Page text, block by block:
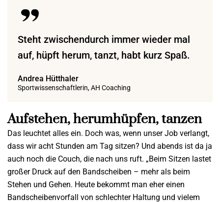
Steht zwischendurch immer wieder mal
auf, hüpft herum, tanzt, habt kurz Spaß.
Andrea Hütthaler
Sportwissenschaftlerin, AH Coaching
Aufstehen, herumhüpfen, tanzen
Das leuchtet alles ein. Doch was, wenn unser Job verlangt,
dass wir acht Stunden am Tag sitzen? Und abends ist da ja
auch noch die Couch, die nach uns ruft. „Beim Sitzen lastet
großer Druck auf den Bandscheiben – mehr als beim
Stehen und Gehen. Heute bekommt man eher einen
Bandscheibenvorfall von schlechter Haltung und vielem